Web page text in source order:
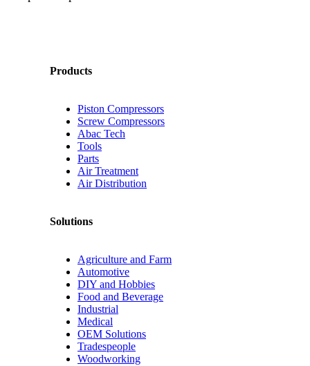
Products
Piston Compressors
Screw Compressors
Abac Tech
Tools
Parts
Air Treatment
Air Distribution
Solutions
Agriculture and Farm
Automotive
DIY and Hobbies
Food and Beverage
Industrial
Medical
OEM Solutions
Tradespeople
Woodworking